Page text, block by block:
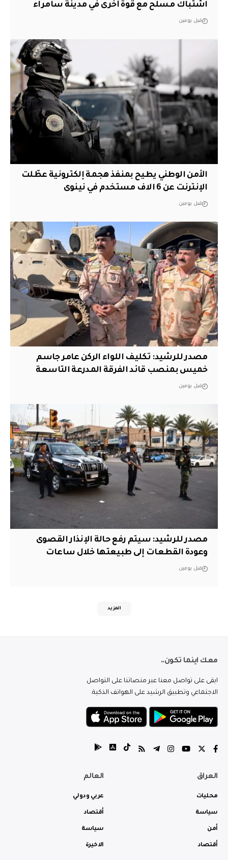
اشتباك مسلح مع قوة أخرى في مدينة سامراء
قبل يومين
الأمن الوطني يطيح بمنفذ هجمة إلكترونية عطّلت
الإنترنت عن 6 الاف مستخدم في نينوى
قبل يومين
مصدر للرشيد: تكليف اللواء الركن عامر جاسم
خميس بمنصب قائد الفرقة المدرعة التاسعة
قبل يومين
مصدر للرشيد: سيتم رفع حالة الإنذار القصوى
وعودة القطعات إلى طبيعتها خلال ساعات
قبل يومين
المزيد
معك اينما تكون..
ابقى على تواصل معنا عبر منصاتنا على التواصل
الاجتماعي وتطبيق الرشيد على الهواتف الذكية.
العراق
محليات
سياسة
أمن
أقتصاد
العالم
عربي ودولي
أقتصاد
سياسة
الاخيرة